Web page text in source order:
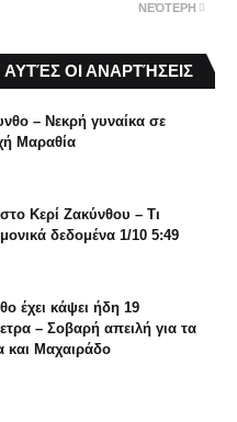
ΝΕΌΤΕΡΗ
ΟΙ ΑΝΑΡΤΉΣΕΙΣ
– Νεκρή γυναίκα σε
Μαραθία
Κερί Ζακύνθου – Τι
δεδομένα 1/10 5:49
έχει κάψει ήδη 19
– Σοβαρή απειλή για τα
και Μαχαιράδο